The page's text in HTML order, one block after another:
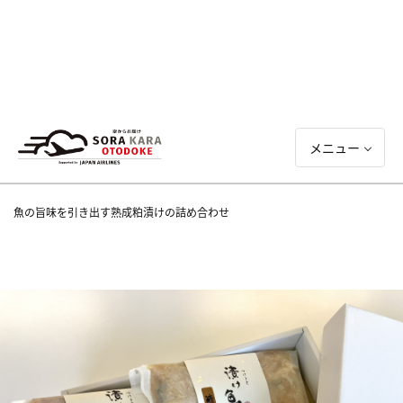
メニュー
魚の旨味を引き出す熟成粕漬けの詰め合わせ